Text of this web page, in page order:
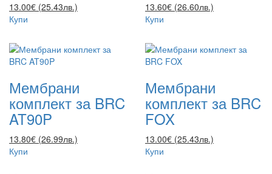
13.00€ (25.43лв.)
Купи
13.60€ (26.60лв.)
Купи
Мембрани
комплект за BRC
AT90P
13.80€ (26.99лв.)
Купи
Мембрани
комплект за BRC
FOX
13.00€ (25.43лв.)
Купи